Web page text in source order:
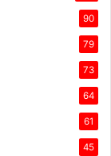
90
79
73
64
61
45